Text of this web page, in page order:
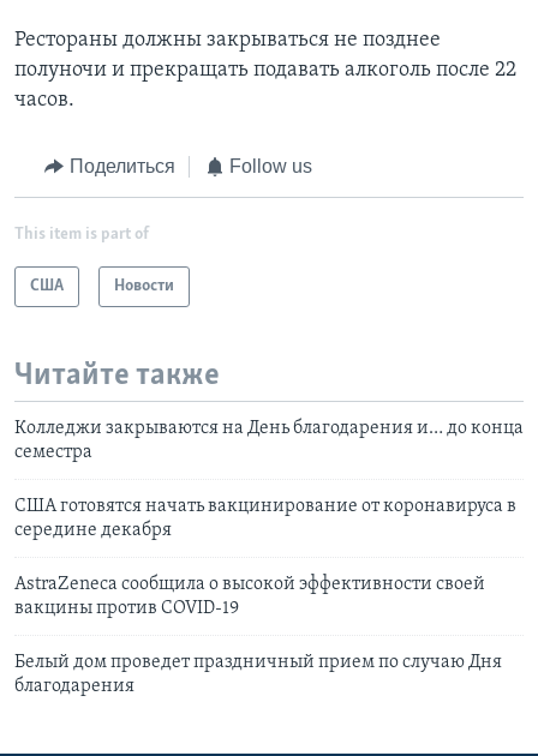
Рестораны должны закрываться не позднее
полуночи и прекращать подавать алкоголь после 22
часов.
Поделиться Follow us
This item is part of
США Новости
Читайте также
Колледжи закрываются на День благодарения и… до конца
семестра
США готовятся начать вакцинирование от коронавируса в
середине декабря
AstraZeneca сообщила о высокой эффективности своей
вакцины против COVID-19
Белый дом проведет праздничный прием по случаю Дня
благодарения